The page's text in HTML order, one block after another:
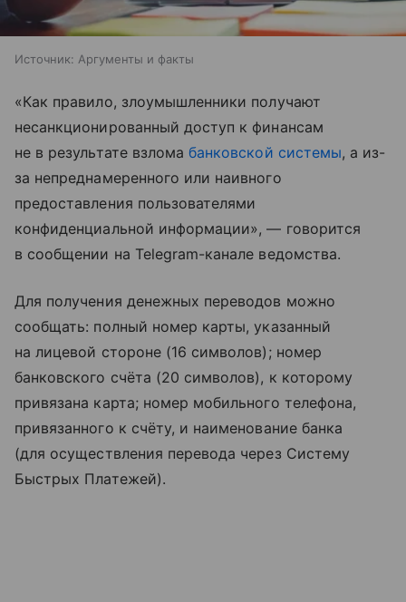
Источник: Аргументы и факты
«Как правило, злоумышленники получают
несанкционированный доступ к финансам
не в результате взломабанковской системы, а из-
за непреднамеренного или наивного
предоставления пользователями
конфиденциальной информации», — говорится
в сообщении на Telegram-канале ведомства.
Для получения денежных переводов можно
сообщать: полный номер карты, указанный
на лицевой стороне (16 символов); номер
банковского счёта (20 символов), к которому
привязана карта; номер мобильного телефона,
привязанного к счёту, и наименование банка
(для осуществления перевода через Систему
Быстрых Платежей).